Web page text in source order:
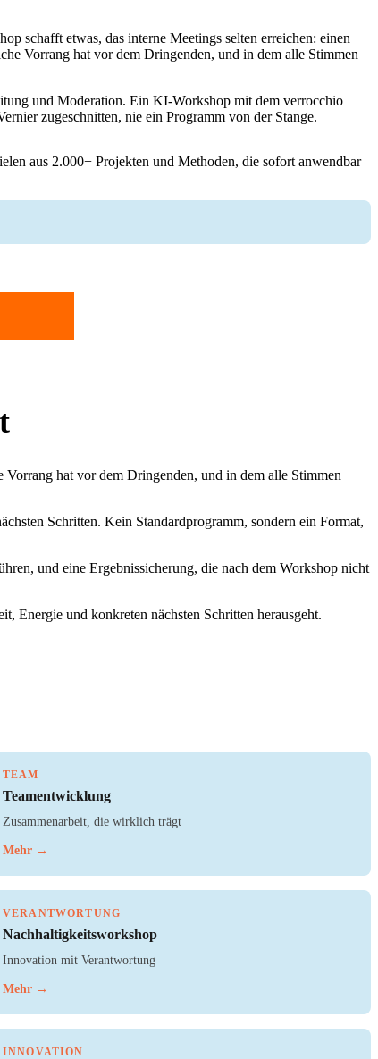
schafft etwas, das interne Meetings selten erreichen: einen
Vorrang hat vor dem Dringenden, und in dem alle Stimmen
und Moderation. Ein KI-Workshop mit dem verrocchio
zugeschnitten, nie ein Programm von der Stange.
aus 2.000+ Projekten und Methoden, die sofort anwendbar
hat vor dem Dringenden, und in dem alle Stimmen
Schritten. Kein Standardprogramm, sondern ein Format,
und eine Ergebnissicherung, die nach dem Workshop nicht
Energie und konkreten nächsten Schritten herausgeht.
TEAM
Teamentwicklung
Zusammenarbeit, die wirklich trägt
Mehr →
VERANTWORTUNG
Nachhaltigkeitsworkshop
Innovation mit Verantwortung
Mehr →
INNOVATION